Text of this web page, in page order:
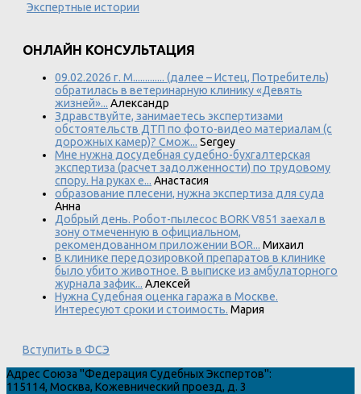
Экспертные истории
ОНЛАЙН КОНСУЛЬТАЦИЯ
09.02.2026 г. М............. (далее – Истец, Потребитель)
обратилась в ветеринарную клинику «Девять
жизней»... Александр
Здравствуйте, занимаетесь экспертизами
обстоятельств ДТП по фото-видео материалам (с
дорожных камер)? Смож... Sergey
Мне нужна досудебная судебно-бухгалтерская
экспертиза (расчет задолженности) по трудовому
спору. На руках е... Анастасия
образование плесени, нужна экспертиза для суда
Анна
Добрый день. Робот-пылесос BORK V851 заехал в
зону отмеченную в официальном,
рекомендованном приложении BOR... Михаил
В клинике передозировкой препаратов в клинике
было убито животное. В выписке из амбулаторного
журнала зафик... Алексей
Нужна Судебная оценка гаража в Москве.
Интересуют сроки и стоимость. Мария
Вступить в ФСЭ
Адрес Союза "Федерация Судебных Экспертов":
115114, Москва, Кожевнический проезд, д. 3